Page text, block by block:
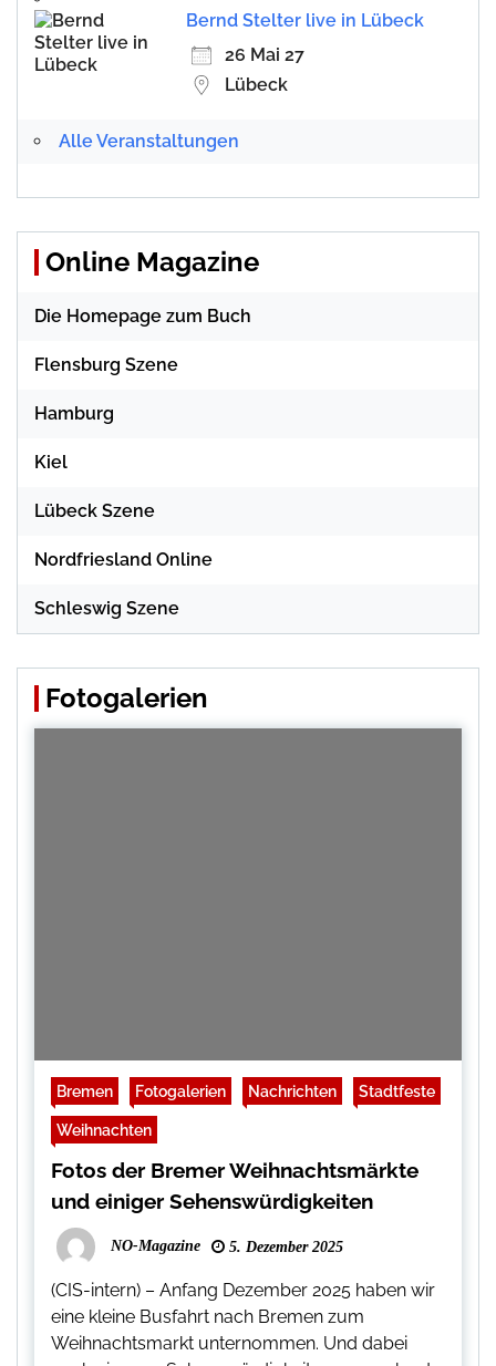
Bernd Stelter live in Lübeck
26 Mai 27
Lübeck
Alle Veranstaltungen
Online Magazine
Die Homepage zum Buch
Flensburg Szene
Hamburg
Kiel
Lübeck Szene
Nordfriesland Online
Schleswig Szene
Fotogalerien
Bremen Fotogalerien Nachrichten Stadtfeste
Weihnachten
Fotos der Bremer Weihnachtsmärkte
und einiger Sehenswürdigkeiten
NO-Magazine 5. Dezember 2025
(CIS-intern) – Anfang Dezember 2025 haben wir
eine kleine Busfahrt nach Bremen zum
Weihnachtsmarkt unternommen. Und dabei